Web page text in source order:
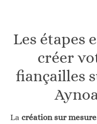
Les étapes
créer
fiançailles
La création sur mesure